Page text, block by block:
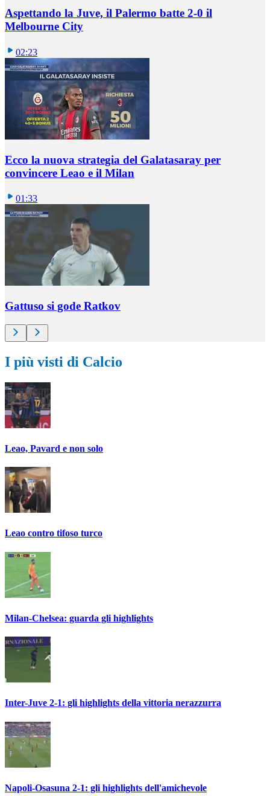
Aspettando la Juve, il Palermo batte 2-0 il
Melbourne City
02:23
Ecco la nuova strategia del Galatasaray per
convincere Leao e il Milan
01:33
Gattuso si gode Ratkov
I più visti di Calcio
Leao, Pavard e non solo
Leao contro tifoso turco
Milan-Chelsea: guarda gli highlights
Inter-Juve 2-1: gli highlights della vittoria nerazzurra
Napoli-Osasuna 2-1: gli highlights dell'amichevole